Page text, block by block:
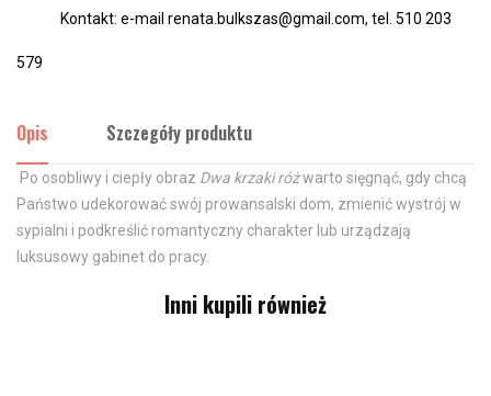
Kontakt: e-mail renata.bulkszas@gmail.com, tel. 510 203
579
Opis Szczegóły produktu
Po osobliwy i ciepły obraz Dwa krzaki różwarto sięgnąć, gdy chcą
Państwo udekorować swój prowansalski dom, zmienić wystrój w
sypialni i podkreślić romantyczny charakter lub urządzają
luksusowy gabinet do pracy.
Inni kupili również